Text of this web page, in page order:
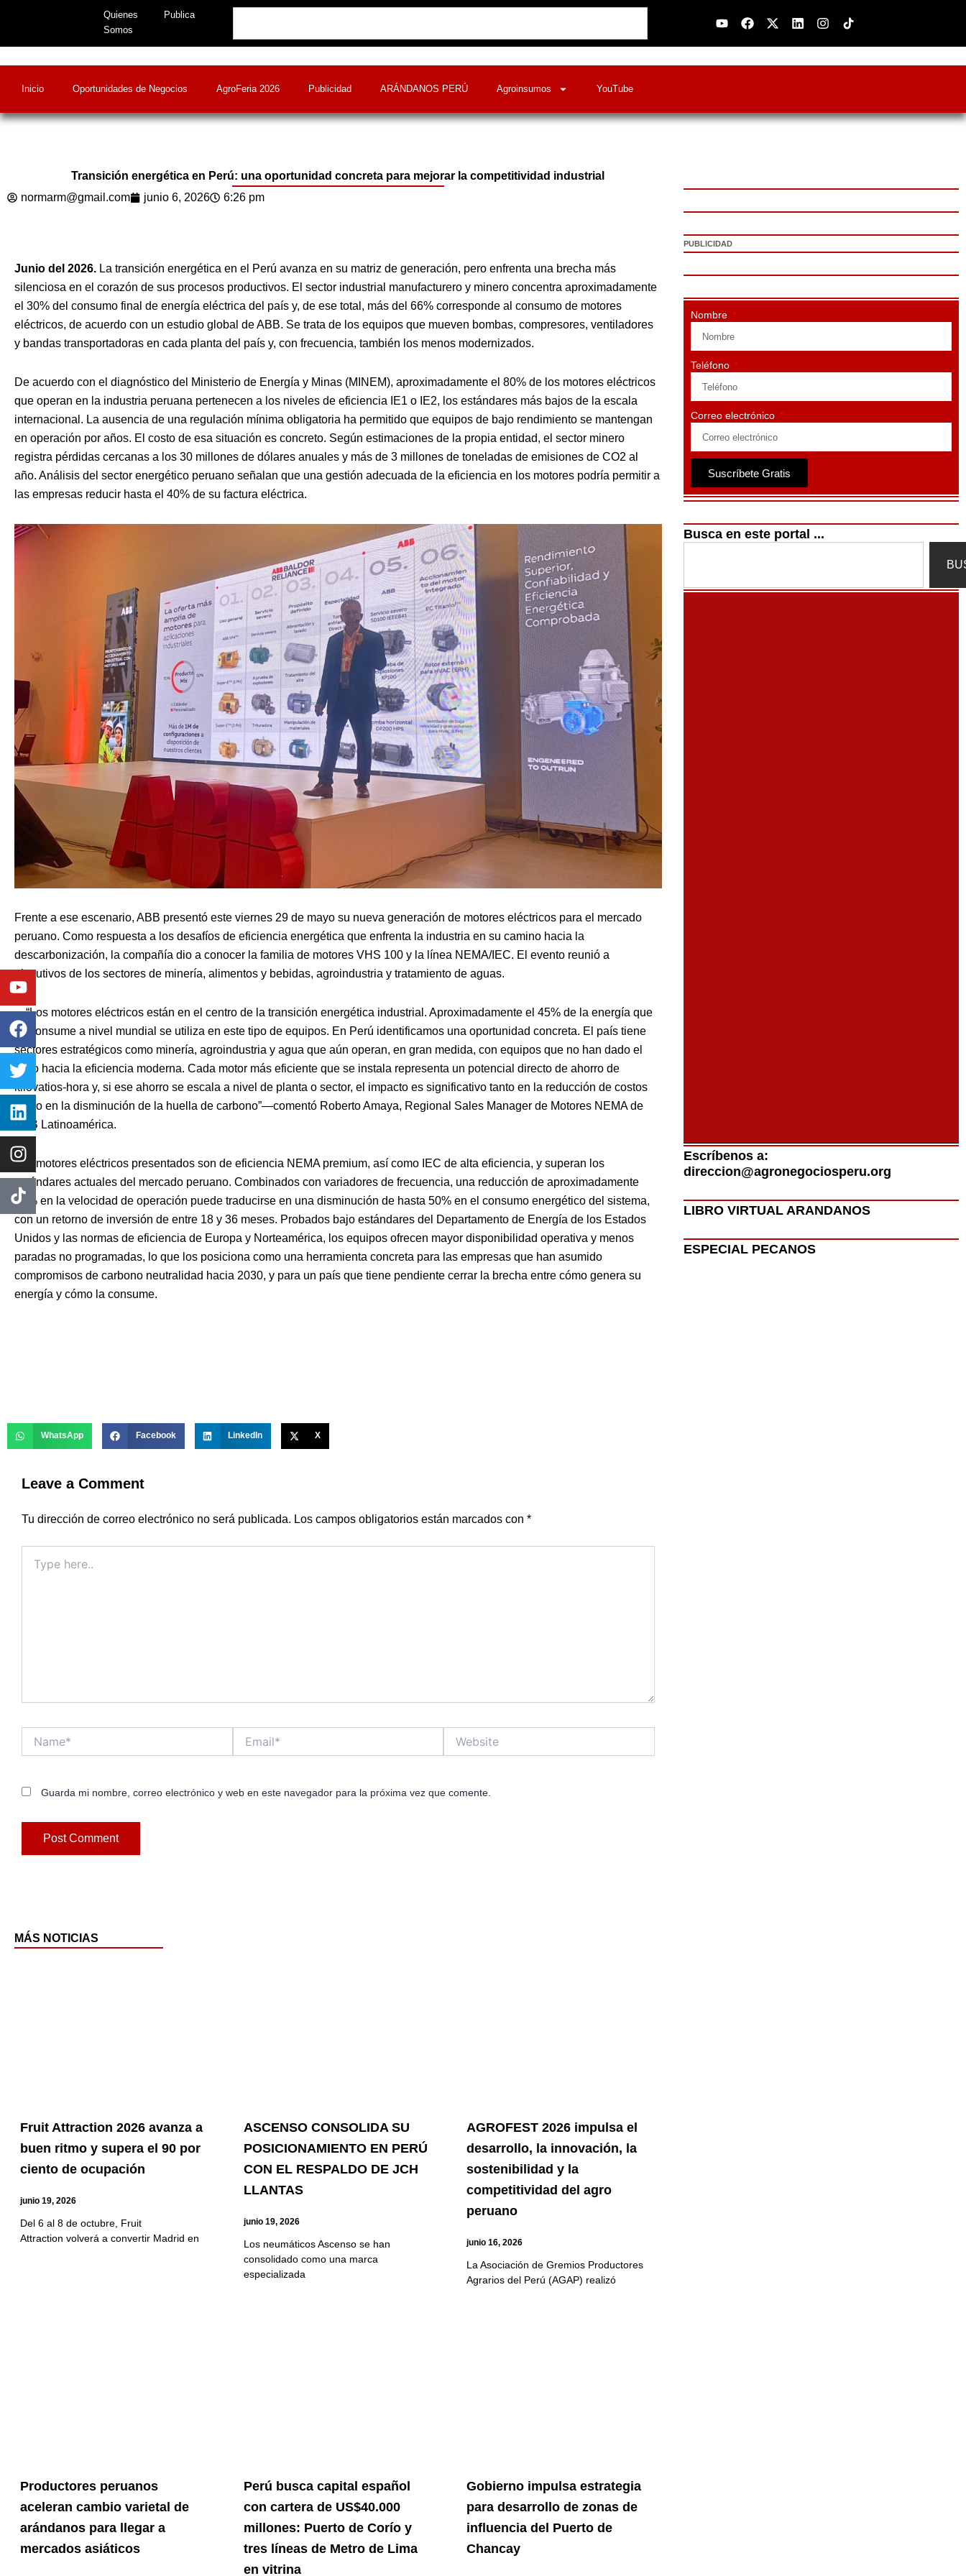
content
Quienes
Somos
Publica YoutubeFacebook
X-
twitter
LinkedinInstagram
Inicio Oportunidades de Negocios AgroFeria 2026 Publicidad ARÁNDANOS PERÚ Agroinsumos YouTube
Transición energética en Perú: una oportunidad concreta para mejorar la competitividad industrial
normarm@gmail.com
junio 6, 2026 6:26 pm
Junio del 2026. La transición energética en el Perú avanza en su matriz de generación, pero enfrenta una brecha más
silenciosa en el corazón de sus procesos productivos. El sector industrial manufacturero y minero concentra aproximadamente
el 30% del consumo final de energía eléctrica del país y, de ese total, más del 66% corresponde al consumo de motores
eléctricos, de acuerdo con un estudio global de ABB. Se trata de los equipos que mueven bombas, compresores, ventiladores
y bandas transportadoras en cada planta del país y, con frecuencia, también los menos modernizados.
De acuerdo con el diagnóstico del Ministerio de Energía y Minas (MINEM), aproximadamente el 80% de los motores eléctricos
que operan en la industria peruana pertenecen a los niveles de eficiencia IE1 o IE2, los estándares más bajos de la escala
internacional. La ausencia de una regulación mínima obligatoria ha permitido que equipos de bajo rendimiento se mantengan
en operación por años. El costo de esa situación es concreto. Según estimaciones de la propia entidad, el sector minero
registra pérdidas cercanas a los 30 millones de dólares anuales y más de 3 millones de toneladas de emisiones de CO2 al
año. Análisis del sector energético peruano señalan que una gestión adecuada de la eficiencia en los motores podría permitir a
las empresas reducir hasta el 40% de su factura eléctrica.
Frente a ese escenario, ABB presentó este viernes 29 de mayo su nueva generación de motores eléctricos para el mercado
peruano. Como respuesta a los desafíos de eficiencia energética que enfrenta la industria en su camino hacia la
descarbonización, la compañía dio a conocer la familia de motores VHS 100 y la línea NEMA/IEC. El evento reunió a
ejecutivos de los sectores de minería, alimentos y bebidas, agroindustria y tratamiento de aguas.
—“Los motores eléctricos están en el centro de la transición energética industrial. Aproximadamente el 45% de la energía que
se consume a nivel mundial se utiliza en este tipo de equipos. En Perú identificamos una oportunidad concreta. El país tiene
sectores estratégicos como minería, agroindustria y agua que aún operan, en gran medida, con equipos que no han dado el
salto hacia la eficiencia moderna. Cada motor más eficiente que se instala representa un potencial directo de ahorro de
kilovatios-hora y, si ese ahorro se escala a nivel de planta o sector, el impacto es significativo tanto en la reducción de costos
como en la disminución de la huella de carbono”—comentó Roberto Amaya, Regional Sales Manager de Motores NEMA de
ABB Latinoamérica.
Los motores eléctricos presentados son de eficiencia NEMA premium, así como IEC de alta eficiencia, y superan los
estándares actuales del mercado peruano. Combinados con variadores de frecuencia, una reducción de aproximadamente
20% en la velocidad de operación puede traducirse en una disminución de hasta 50% en el consumo energético del sistema,
con un retorno de inversión de entre 18 y 36 meses. Probados bajo estándares del Departamento de Energía de los Estados
Unidos y las normas de eficiencia de Europa y Norteamérica, los equipos ofrecen mayor disponibilidad operativa y menos
paradas no programadas, lo que los posiciona como una herramienta concreta para las empresas que han asumido
compromisos de carbono neutralidad hacia 2030, y para un país que tiene pendiente cerrar la brecha entre cómo genera su
energía y cómo la consume.
WhatsApp Facebook LinkedIn X
Leave a Comment
Tu dirección de correo electrónico no será publicada. Los campos obligatorios están marcados con *
here..
Guarda mi nombre, correo electrónico y web en este navegador para la próxima vez que comente.
MÁS NOTICIAS
Fruit Attraction 2026 avanza a
buen ritmo y supera el 90 por
ciento de ocupación
junio 19, 2026
Del 6 al 8 de octubre, Fruit
Attraction volverá a convertir Madrid en
ASCENSO CONSOLIDA SU
POSICIONAMIENTO EN PERÚ
CON EL RESPALDO DE JCH
LLANTAS
junio 19, 2026
Los neumáticos Ascenso se han
consolidado como una marca
especializada
AGROFEST 2026 impulsa el
desarrollo, la innovación, la
sostenibilidad y la
competitividad del agro
peruano
junio 16, 2026
La Asociación de Gremios Productores
Agrarios del Perú (AGAP) realizó
Productores peruanos
aceleran cambio varietal de
arándanos para llegar a
mercados asiáticos
Perú busca capital español
con cartera de US$40.000
millones: Puerto de Corío y
tres líneas de Metro de Lima
en vitrina
Gobierno impulsa estrategia
para desarrollo de zonas de
influencia del Puerto de
Chancay
PUBLICIDAD
Nombre
Teléfono
Correo electrónico
Suscríbete Gratis
Busca en este portal ...
Escríbenos a:
direccion@agronegociosperu.org
LIBRO VIRTUAL ARANDANOS
ESPECIAL PECANOS
Youtube
Facebook
Twitter
Linkedin
Instagram